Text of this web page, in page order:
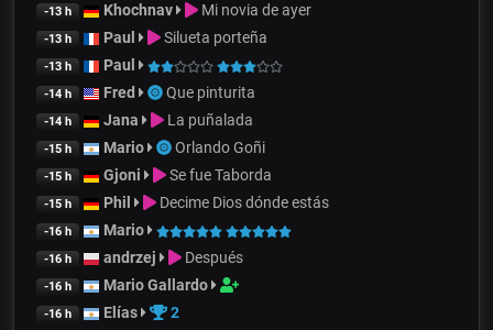
-13 h Khochnav Mi novia de ayer
-13 h Paul Silueta porteña
-13 h Paul
-14 h Fred Que pinturita
-14 h Jana La puñalada
-15 h Mario Orlando Goñi
-15 h Gjoni Se fue Taborda
-15 h Phil Decime Dios dónde estás
-16 h Mario
-16 h andrzej Después
-16 h Mario Gallardo
-16 h Elías 2